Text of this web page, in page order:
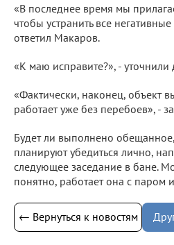
«В последнее время мы
чтобы устранить все
ответил Макаров.
«К маю исправите?», - уточнили
«Фактически, наконец, объект
работает уже без перебоев», -
Будет ли выполнено
планируют убедиться лично,
следующее заседание в бане.
понятно, работает она с паром
← Вернуться к новостям